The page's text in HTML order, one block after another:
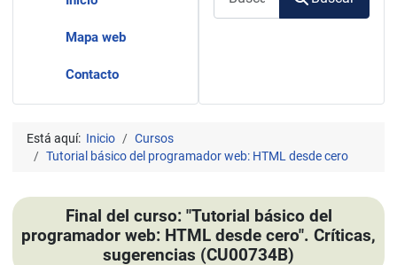
Mapa web
Contacto
Está aquí: Inicio
Cursos
Tutorial básico del programador web: HTML desde cero
Final del curso: "Tutorial básico del
programador web: HTML desde cero". Críticas,
sugerencias (CU00734B)